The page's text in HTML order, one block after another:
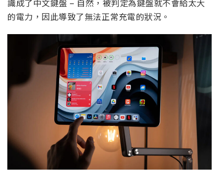
識成了中文鍵盤 – 自然，被判定為鍵盤就不會給太大
的電力，因此導致了無法正常充電的狀況。